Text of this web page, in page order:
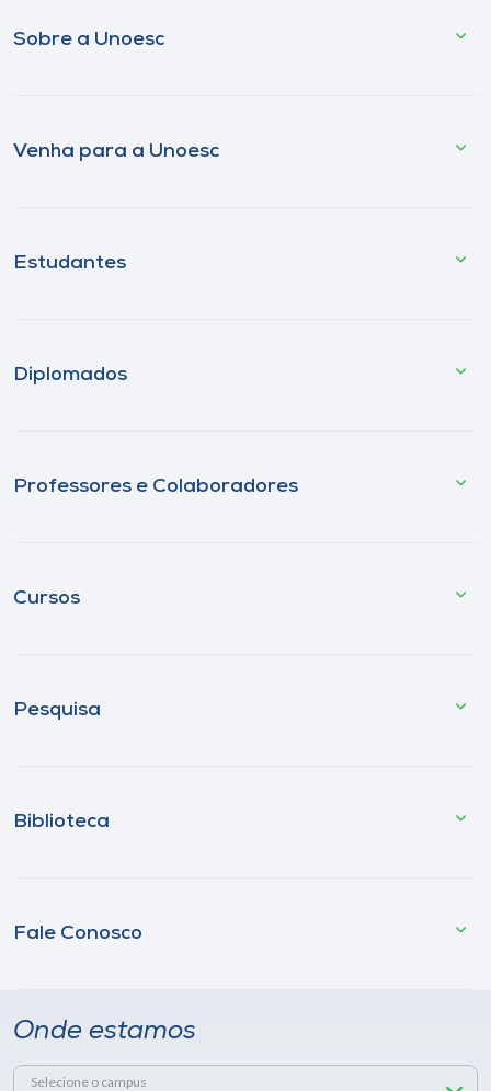
Sobre a Unoesc
Venha para a Unoesc
Estudantes
Diplomados
Professores e Colaboradores
Cursos
Pesquisa
Biblioteca
Fale Conosco
Onde estamos
Selecione o campus